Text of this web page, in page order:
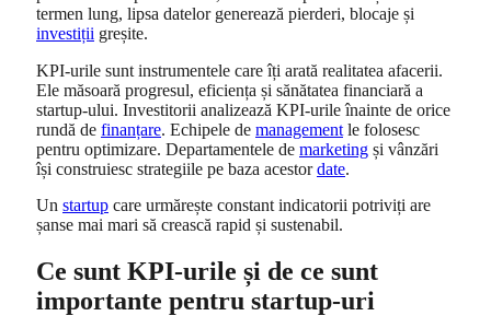
termen lung, lipsa datelor generează pierderi, blocaje și
investiții greșite.
KPI-urile sunt instrumentele care îți arată realitatea afacerii.
Ele măsoară progresul, eficiența și sănătatea financiară a
startup-ului. Investitorii analizează KPI-urile înainte de orice
rundă de finanțare. Echipele de management le folosesc
pentru optimizare. Departamentele de marketing și vânzări
își construiesc strategiile pe baza acestordate.
Un startup care urmărește constant indicatorii potriviți are
șanse mai mari să crească rapid și sustenabil.
Ce sunt KPI-urile și de ce sunt
importante pentru startup-uri